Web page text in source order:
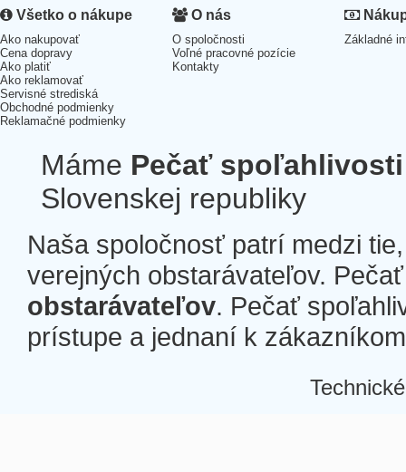
Všetko o nákupe
Ako nakupovať
Cena dopravy
Ako platiť
Ako reklamovať
Servisné strediská
Obchodné podmienky
Reklamačné podmienky
O nás
O spoločnosti
Voľné pracovné pozície
Kontakty
Základné
Máme Pečať spoľahlivosti
Slovenskej republiky
Naša spoločnosť patrí medzi
verejných obstarávateľov.
obstarávateľov. Pečať
prístupe a jednaní k